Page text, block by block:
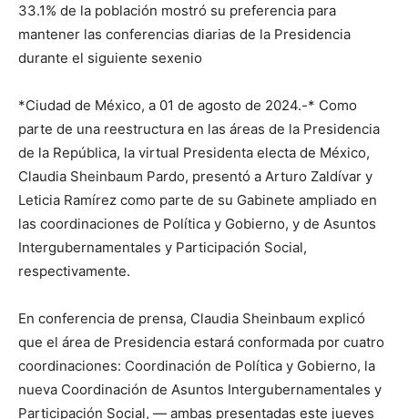
33.1% de la población mostró su preferencia para
mantener las conferencias diarias de la Presidencia
durante el siguiente sexenio
*Ciudad de México, a 01 de agosto de 2024.-* Como
parte de una reestructura en las áreas de la Presidencia
de la República, la virtual Presidenta electa de México,
Claudia Sheinbaum Pardo, presentó a Arturo Zaldívar y
Leticia Ramírez como parte de su Gabinete ampliado en
las coordinaciones de Política y Gobierno, y de Asuntos
Intergubernamentales y Participación Social,
respectivamente.
En conferencia de prensa, Claudia Sheinbaum explicó
que el área de Presidencia estará conformada por cuatro
coordinaciones: Coordinación de Política y Gobierno, la
nueva Coordinación de Asuntos Intergubernamentales y
Participación Social, — ambas presentadas este jueves